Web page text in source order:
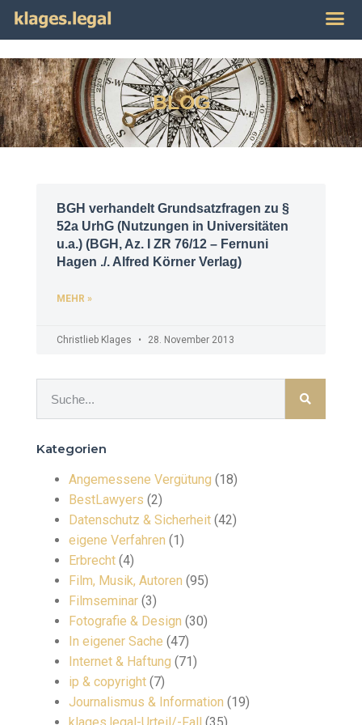
BLOG
BGH verhandelt Grundsatzfragen zu §
52a UrhG (Nutzungen in Universitäten
u.a.) (BGH, Az. I ZR 76/12 – Fernuni
Hagen ./. Alfred Körner Verlag)
MEHR »
Christlieb Klages 28. November 2013
Kategorien
Angemessene Vergütung (18)
BestLawyers (2)
Datenschutz & Sicherheit (42)
eigene Verfahren (1)
Erbrecht (4)
Film, Musik, Autoren (95)
Filmseminar (3)
Fotografie & Design (30)
In eigener Sache (47)
Internet & Haftung (71)
ip & copyright (7)
Journalismus & Information (19)